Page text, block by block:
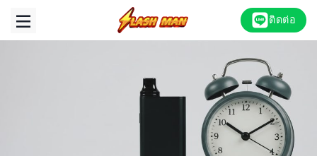
content
ติดต่อ